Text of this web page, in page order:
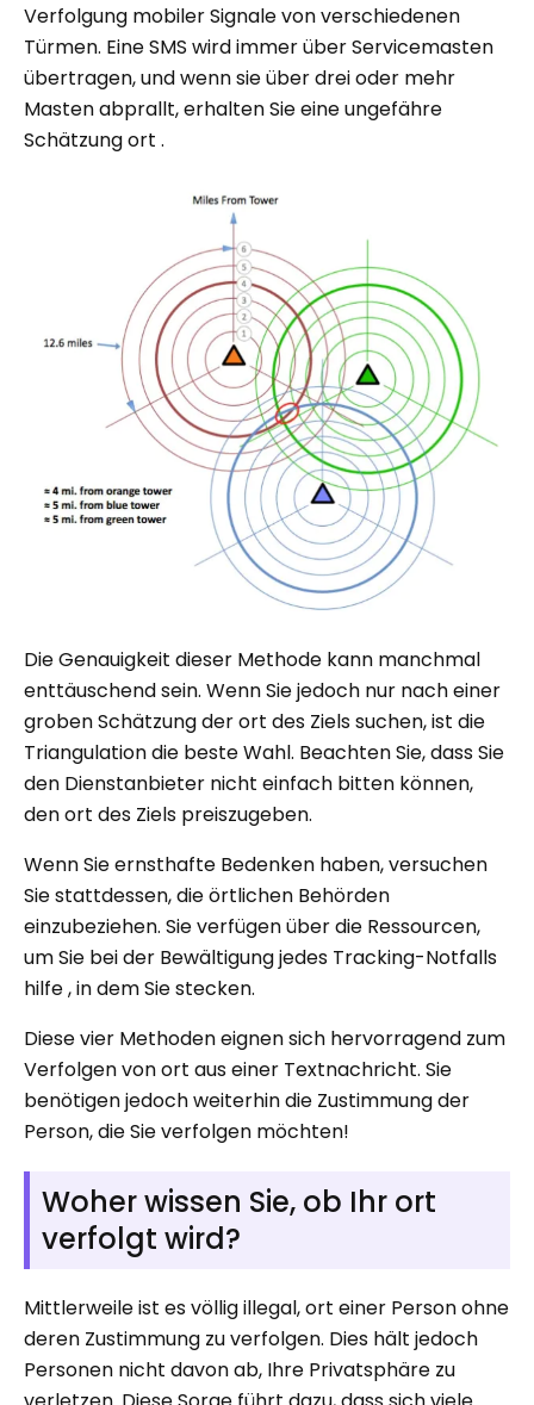
Verfolgung mobiler Signale von verschiedenen
Türmen. Eine SMS wird immer über Servicemasten
übertragen, und wenn sie über drei oder mehr
Masten abprallt, erhalten Sie eine ungefähre
Schätzung ort .
Die Genauigkeit dieser Methode kann manchmal
enttäuschend sein. Wenn Sie jedoch nur nach einer
groben Schätzung der ort des Ziels suchen, ist die
Triangulation die beste Wahl. Beachten Sie, dass Sie
den Dienstanbieter nicht einfach bitten können,
den ort des Ziels preiszugeben.
Wenn Sie ernsthafte Bedenken haben, versuchen
Sie stattdessen, die örtlichen Behörden
einzubeziehen. Sie verfügen über die Ressourcen,
um Sie bei der Bewältigung jedes Tracking-Notfalls
hilfe , in dem Sie stecken.
Diese vier Methoden eignen sich hervorragend zum
Verfolgen von ort aus einer Textnachricht. Sie
benötigen jedoch weiterhin die Zustimmung der
Person, die Sie verfolgen möchten!
Woher wissen Sie, ob Ihr ort
verfolgt wird?
Mittlerweile ist es völlig illegal, ort einer Person ohne
deren Zustimmung zu verfolgen. Dies hält jedoch
Personen nicht davon ab, Ihre Privatsphäre zu